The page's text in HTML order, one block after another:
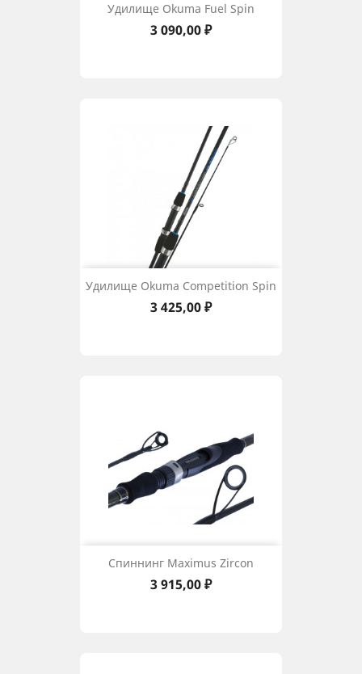
Удилище Okuma Fuel Spin
Цена
3 090,00 ₽
Удилище Okuma Competition Spin
Цена
3 425,00 ₽
Спиннинг Maximus Zircon
Цена
3 915,00 ₽